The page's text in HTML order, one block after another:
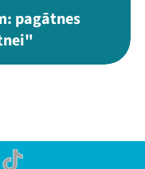
pagātnes